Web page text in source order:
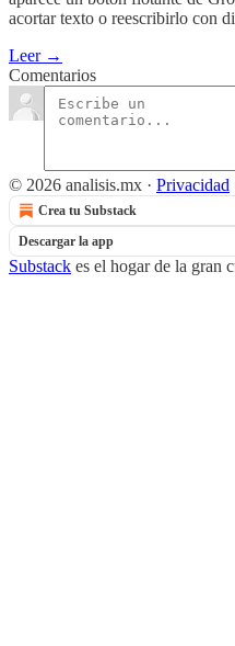
acortar texto o reescribirlo con
Leer →
Comentarios
© 2026 analisis.mx · Privacidad
Crea tu Substack
Descargar la app
Substack es el hogar de la gran